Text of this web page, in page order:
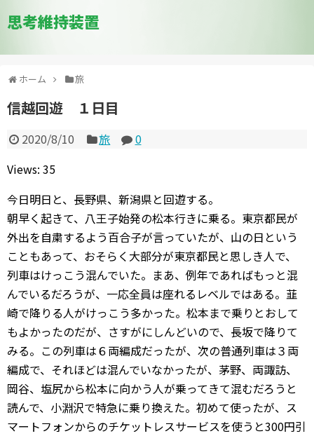
思考維持装置
ホーム 旅
信越回遊 １日目
2020/8/10 旅
0
Views: 35
今日明日と、長野県、新潟県と回遊する。
朝早く起きて、八王子始発の松本行きに乗る。東京都民が
外出を自粛するよう百合子が言っていたが、山の日という
こともあって、おそらく大部分が東京都民と思しき人で、
列車はけっこう混んでいた。まあ、例年であればもっと混
んでいるだろうが、一応全員は座れるレベルではある。韮
崎で降りる人がけっこう多かった。松本まで乗りとおして
もよかったのだが、さすがにしんどいので、長坂で降りて
みる。この列車は６両編成だったが、次の普通列車は３両
編成で、それほどは混んでいなかったが、茅野、両諏訪、
岡谷、塩尻から松本に向かう人が乗ってきて混むだろうと
読んで、小淵沢で特急に乗り換えた。初めて使ったが、ス
マートフォンからのチケットレスサービスを使うと300円引